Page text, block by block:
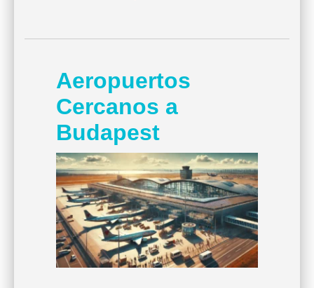
Aeropuertos
Cercanos a
Budapest